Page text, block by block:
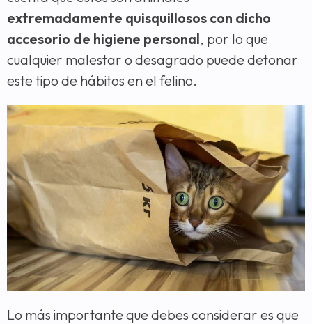
extremadamente quisquillosos con dicho
accesorio de higiene personal, por lo que
cualquier malestar o desagrado puede detonar
este tipo de hábitos en el felino.
Lo más importante que debes considerar es que